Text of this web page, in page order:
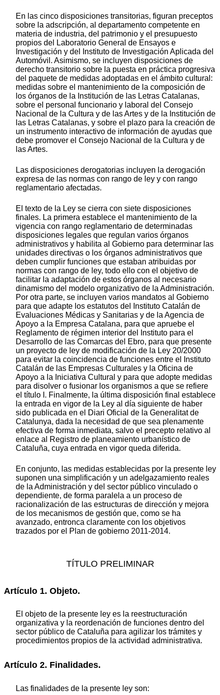
En las cinco disposiciones transitorias, figuran preceptos
sobre la adscripción, al departamento competente en
materia de industria, del patrimonio y el presupuesto
propios del Laboratorio General de Ensayos e
Investigación y del Instituto de Investigación Aplicada del
Automóvil. Asimismo, se incluyen disposiciones de
derecho transitorio sobre la puesta en práctica progresiva
del paquete de medidas adoptadas en el ámbito cultural:
medidas sobre el mantenimiento de la composición de
los órganos de la Institución de las Letras Catalanas,
sobre el personal funcionario y laboral del Consejo
Nacional de la Cultura y de las Artes y de la Institución de
las Letras Catalanas, y sobre el plazo para la creación de
un instrumento interactivo de información de ayudas que
debe promover el Consejo Nacional de la Cultura y de
las Artes.
Las disposiciones derogatorias incluyen la derogación
expresa de las normas con rango de ley y con rango
reglamentario afectadas.
El texto de la Ley se cierra con siete disposiciones
finales. La primera establece el mantenimiento de la
vigencia con rango reglamentario de determinadas
disposiciones legales que regulan varios órganos
administrativos y habilita al Gobierno para determinar las
unidades directivas o los órganos administrativos que
deben cumplir funciones que estaban atribuidas por
normas con rango de ley, todo ello con el objetivo de
facilitar la adaptación de estos órganos al necesario
dinamismo del modelo organizativo de la Administración.
Por otra parte, se incluyen varios mandatos al Gobierno
para que adapte los estatutos del Instituto Catalán de
Evaluaciones Médicas y Sanitarias y de la Agencia de
Apoyo a la Empresa Catalana, para que apruebe el
Reglamento de régimen interior del Instituto para el
Desarrollo de las Comarcas del Ebro, para que presente
un proyecto de ley de modificación de la Ley 20/2000
para evitar la coincidencia de funciones entre el Instituto
Catalán de las Empresas Culturales y la Oficina de
Apoyo a la Iniciativa Cultural y para que adopte medidas
para disolver o fusionar los organismos a que se refiere
el título I. Finalmente, la última disposición final establece
la entrada en vigor de la Ley al día siguiente de haber
sido publicada en el Diari Oficial de la Generalitat de
Catalunya, dada la necesidad de que sea plenamente
efectiva de forma inmediata, salvo el precepto relativo al
enlace al Registro de planeamiento urbanístico de
Cataluña, cuya entrada en vigor queda diferida.
En conjunto, las medidas establecidas por la presente ley
suponen una simplificación y un adelgazamiento reales
de la Administración y del sector público vinculado o
dependiente, de forma paralela a un proceso de
racionalización de las estructuras de dirección y mejora
de los mecanismos de gestión que, como se ha
avanzado, entronca claramente con los objetivos
trazados por el Plan de gobierno 2011-2014.
TÍTULO PRELIMINAR
Artículo 1. Objeto.
El objeto de la presente ley es la reestructuración
organizativa y la reordenación de funciones dentro del
sector público de Cataluña para agilizar los trámites y
procedimientos propios de la actividad administrativa.
Artículo 2. Finalidades.
Las finalidades de la presente ley son: